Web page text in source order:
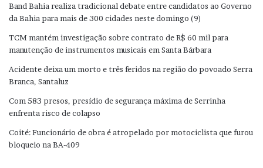
Band Bahia realiza tradicional debate entre candidatos ao Governo
da Bahia para mais de 300 cidades neste domingo (9)
TCM mantém investigação sobre contrato de R$ 60 mil para
manutenção de instrumentos musicais em Santa Bárbara
Acidente deixa um morto e três feridos na região do povoado Serra
Branca, Santaluz
Com 583 presos, presídio de segurança máxima de Serrinha
enfrenta risco de colapso
Coité: Funcionário de obra é atropelado por motociclista que furou
bloqueio na BA-409